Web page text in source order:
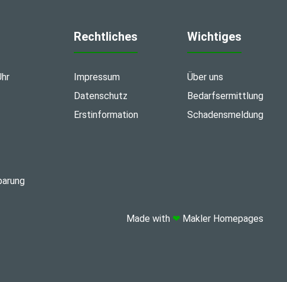
Rechtliches
Impressum
Datenschutz
Erstinformation
Wichtiges
Über uns
Bedarfsermittlung
Schadensmeldung
Made with ❤Makler Homepages